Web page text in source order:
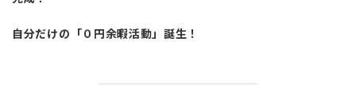
自分だけの「０円余暇活動」誕生！